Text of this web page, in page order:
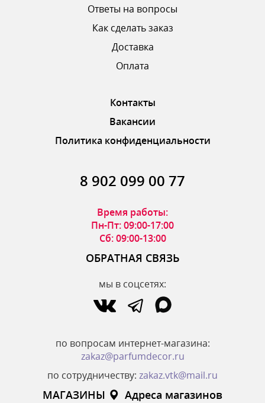
ОТПРАВИТЬ ОТЗЫВ
Ответы на вопросы
Как сделать заказ
Доставка
Оплата
Контакты
Вакансии
Политика конфиденциальности
8 902 099 00 77
Время работы:
Пн-Пт: 09:00-17:00
Сб: 09:00-13:00
ОБРАТНАЯ СВЯЗЬ
мы в соцсетях:
по вопросам интернет-магазина:
zakaz@parfumdecor.ru
по сотрудничеству: zakaz.vtk@mail.ru
МАГАЗИНЫ Адреса магазинов